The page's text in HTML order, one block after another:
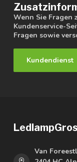
Wenn Sie Fragen
Kundenservice-
Fragen sowie
Kundendienst
Van